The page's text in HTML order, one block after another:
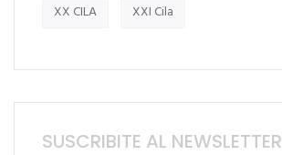
XX CILA XXI Cila
SUSCRIBITE AL NEWSLETTER